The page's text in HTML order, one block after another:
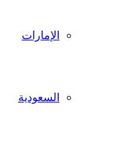
الإمارات
السعودية